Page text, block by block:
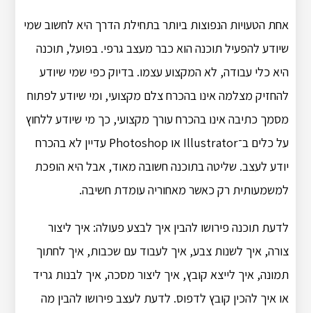
אחת הטעויות הנפוצות ביותר בתחילת הדרך היא לחשוב שמי
שיודע להפעיל תוכנה הוא כבר מעצב גרפי. בפועל, תוכנה
היא כלי עבודה, לא המקצוע עצמו. בדיוק כפי שמי שיודע
להחזיק מצלמה אינו בהכרח צלם מקצועי, ומי שיודע לפתוח
מסמך כתיבה אינו בהכרח עורך מקצועי, כך מי שיודע ללחוץ
על כלים ב־Illustrator או Photoshop עדיין לא בהכרח
יודע לעצב. שליטה בתוכנה חשובה מאוד, אבל היא הופכת
למשמעותית רק כאשר מאחוריה עומדת חשיבה.
לדעת תוכנה פירושו להבין איך לבצע פעולה: איך ליצור
צורה, איך לשנות צבע, איך לעבוד עם שכבות, איך לחתוך
תמונה, איך לייצא קובץ, איך ליצור מסכה, איך לבנות גריד
או איך להכין קובץ לדפוס. לדעת לעצב פירושו להבין מה